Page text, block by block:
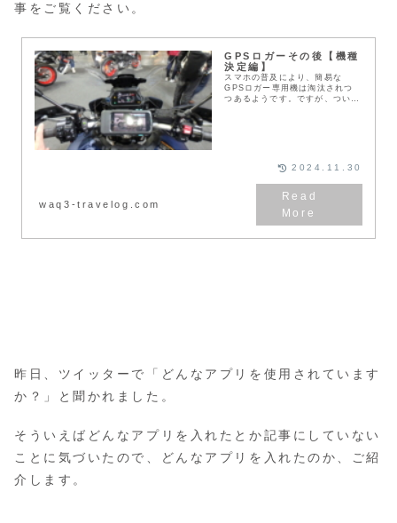
事をご覧ください。
GPSロガーその後【機種
決定編】
スマホの普及により、簡易な
GPSロガー専用機は淘汰されつ
つあるようです。ですが、ついに
waq3-travelog.com
2024.11.30
昨日、ツイッターで「どんなアプリを使用されています
か？」と聞かれました。
そういえばどんなアプリを入れたとか記事にしていない
ことに気づいたので、どんなアプリを入れたのか、ご紹
介します。